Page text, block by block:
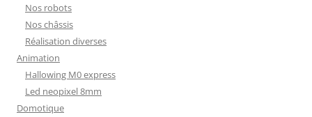
Nos robots
Nos châssis
Réalisation diverses
Animation
Hallowing M0 express
Led neopixel 8mm
Domotique